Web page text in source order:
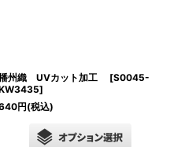
州織 UVカット加工 [S0045-
]
円(税込)